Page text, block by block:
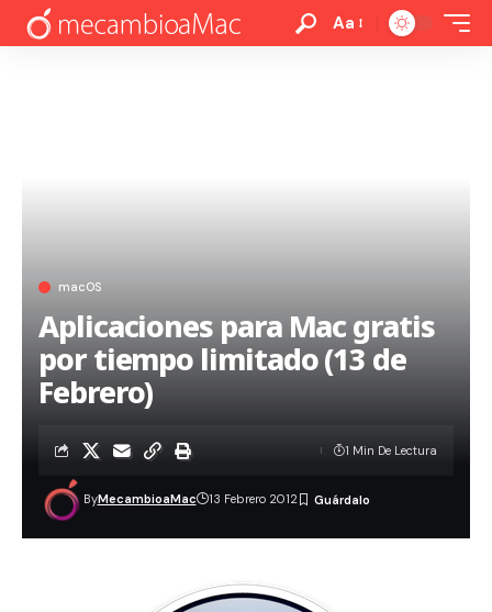
Aa
macOS
Aplicaciones para Mac gratis
por tiempo limitado (13 de
Febrero)
ByMecambioaMac 13 Febrero 2012
1 Min De Lectura